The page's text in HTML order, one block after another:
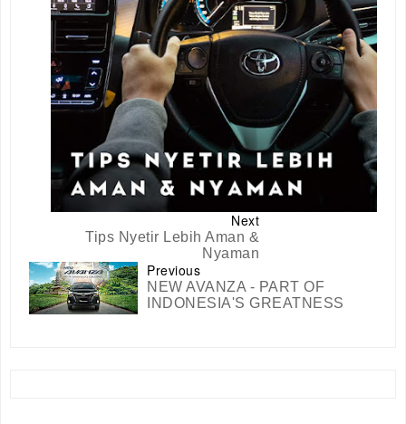
Next
Tips Nyetir Lebih Aman &
Nyaman
Previous
NEW AVANZA - PART OF
INDONESIA'S GREATNESS